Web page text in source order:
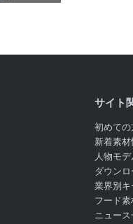
サイト
初めての
新着素材
人物モ
ダウン
業界別キ
フード素
ニュース